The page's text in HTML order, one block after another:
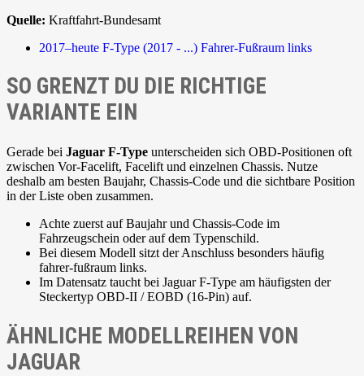
Quelle: Kraftfahrt-Bundesamt
2017–heute F-Type (2017 - ...) Fahrer-Fußraum links
SO GRENZT DU DIE RICHTIGE
VARIANTE EIN
Gerade bei Jaguar F-Type unterscheiden sich OBD-Positionen oft
zwischen Vor-Facelift, Facelift und einzelnen Chassis. Nutze
deshalb am besten Baujahr, Chassis-Code und die sichtbare Position
in der Liste oben zusammen.
Achte zuerst auf Baujahr und Chassis-Code im
Fahrzeugschein oder auf dem Typenschild.
Bei diesem Modell sitzt der Anschluss besonders häufig
fahrer-fußraum links.
Im Datensatz taucht bei Jaguar F-Type am häufigsten der
Steckertyp OBD-II / EOBD (16-Pin) auf.
ÄHNLICHE MODELLREIHEN VON
JAGUAR